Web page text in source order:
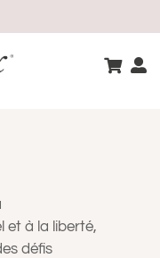
et à la liberté,
défis